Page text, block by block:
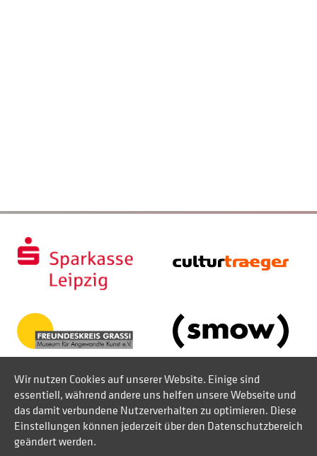
Wir nutzen Cookies auf unserer Website. Einige sind
essentiell, während andere uns helfen unsere Webseite und
das damit verbundene Nutzerverhalten zu optimieren. Diese
Einstellungen können jederzeit über den Datenschutzbereich
geändert werden.